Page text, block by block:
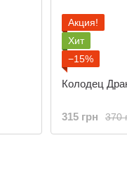
Акция!
Хит
−15%
Колодец
370
315 грн